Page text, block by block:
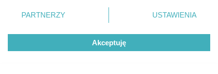
zmienić/wycofać klikając przycisk ustawień prywatności
znajdujący się w lewym dolnym rogu strony
rodzaje przetwarzania danych nie wymagają zgody
użytkownika, ale masz prawo sprzeciwić się takiemu
przetwarzaniu. Preferencje będą miały zastosowanie tylko
PARTNERZY USTAWIENIA
Akceptuję